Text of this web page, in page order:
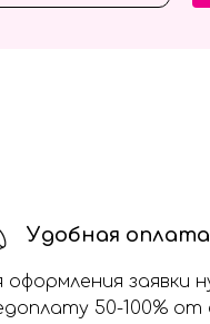
Удобная оплата
оформления заявки
50-100%